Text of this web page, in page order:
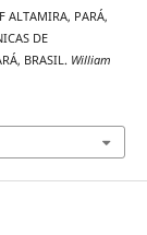
ALTAMIRA, PARÁ,
DE
BRASIL. William